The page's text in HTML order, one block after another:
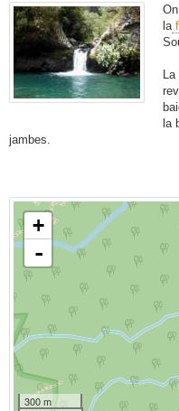
la
la
jambes.
+
-
300 m